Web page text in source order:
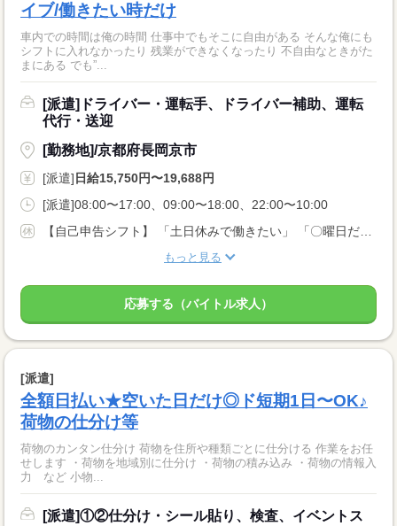
イブ/働きたい時だけ
車内での時間は俺の時間 仕事中でもそこに自由がある そんな俺にも
シフトに入れなかったり 残業ができなくなったり 不自由なときがた
まにある でも”...
[派遣]ドライバー・運転手、ドライバー補助、運転
代行・送迎
[勤務地]/京都府長岡京市
[派遣]日給15,750円〜19,688円
[派遣]08:00〜17:00、09:00〜18:00、22:00〜10:00
もっと見る
応募する（バイトル求人）
[派遣]
全額日払い★空いた日だけ◎ド短期1日〜OK♪
荷物の仕分け等
荷物のカンタン仕分け 荷物を住所や種類ごとに仕分ける 作業をお任
せします ・荷物を地域別に仕分け ・荷物の積み込み ・荷物の情報入
力 など 小物...
[派遣]①②仕分け・シール貼り、検査、イベントス